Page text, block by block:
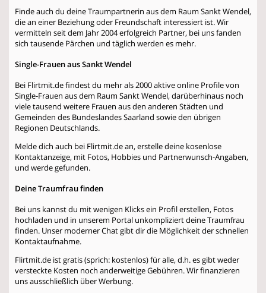
Finde auch du deine Traumpartnerin aus dem Raum Sankt Wendel,
die an einer Beziehung oder Freundschaft interessiert ist. Wir
vermitteln seit dem Jahr 2004 erfolgreich Partner, bei uns fanden
sich tausende Pärchen und täglich werden es mehr.
Single-Frauen aus Sankt Wendel
Bei Flirtmit.de findest du mehr als 2000 aktive online Profile von
Single-Frauen aus dem Raum Sankt Wendel, darüberhinaus noch
viele tausend weitere Frauen aus den anderen Städten und
Gemeinden des Bundeslandes Saarland sowie den übrigen
Regionen Deutschlands.
Melde dich auch bei Flirtmit.de an, erstelle deine kosenlose
Kontaktanzeige, mit Fotos, Hobbies und Partnerwunsch-Angaben,
und werde gefunden.
Deine Traumfrau finden
Bei uns kannst du mit wenigen Klicks ein Profil erstellen, Fotos
hochladen und in unserem Portal unkompliziert deine Traumfrau
finden. Unser moderner Chat gibt dir die Möglichkeit der schnellen
Kontaktaufnahme.
Flirtmit.de ist gratis (sprich: kostenlos) für alle, d.h. es gibt weder
versteckte Kosten noch anderweitige Gebühren. Wir finanzieren
uns ausschließlich über Werbung.